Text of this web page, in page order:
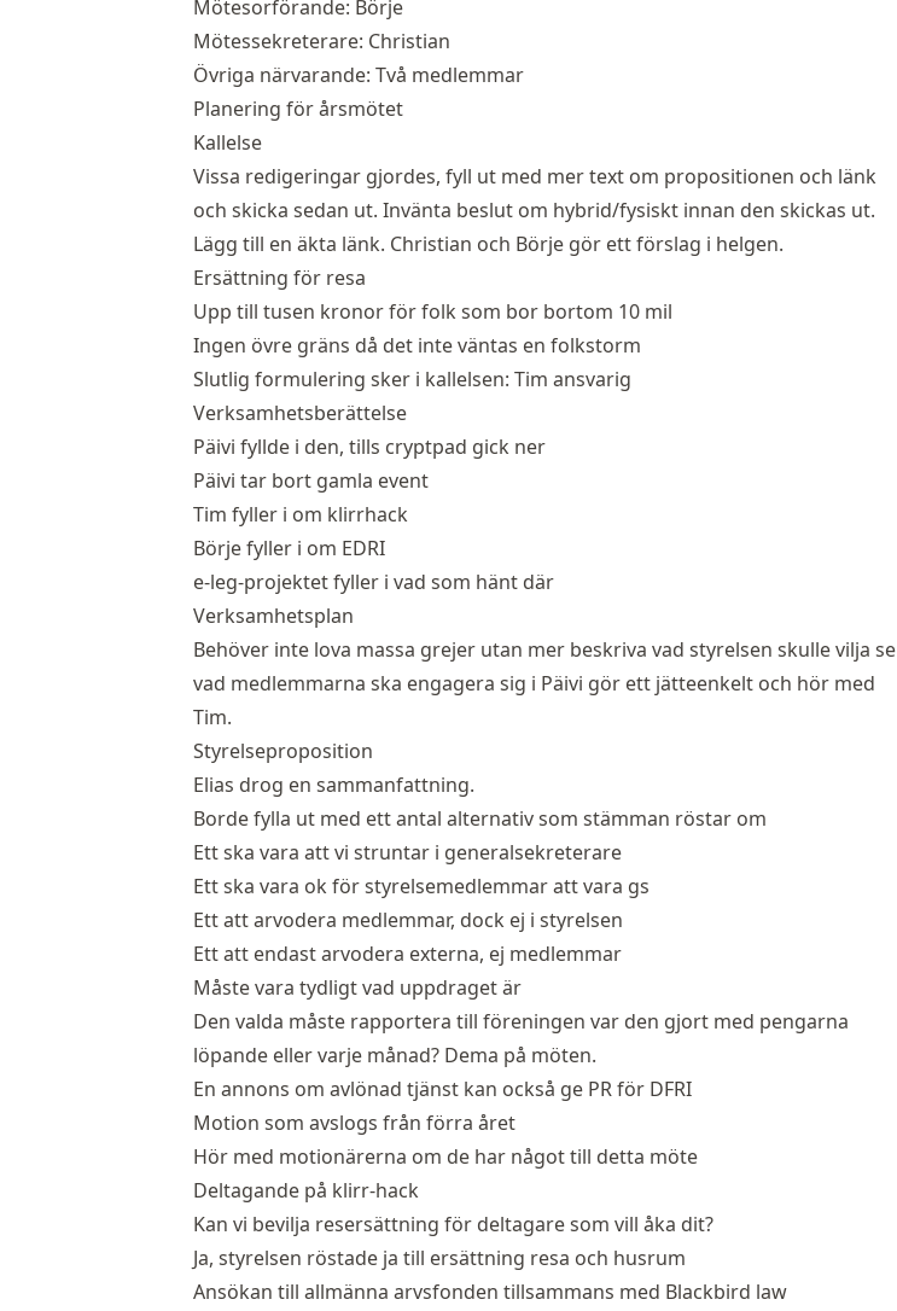
Mötesorförande: Börje
Mötessekreterare: Christian
Övriga närvarande: Två medlemmar
Planering för årsmötet
Kallelse
Vissa redigeringar gjordes, fyll ut med mer text om propositionen och länk
och skicka sedan ut. Invänta beslut om hybrid/fysiskt innan den skickas ut.
Lägg till en äkta länk. Christian och Börje gör ett förslag i helgen.
Ersättning för resa
Upp till tusen kronor för folk som bor bortom 10 mil
Ingen övre gräns då det inte väntas en folkstorm
Slutlig formulering sker i kallelsen: Tim ansvarig
Verksamhetsberättelse
Päivi fyllde i den, tills cryptpad gick ner
Päivi tar bort gamla event
Tim fyller i om klirrhack
Börje fyller i om EDRI
e-leg-projektet fyller i vad som hänt där
Verksamhetsplan
Behöver inte lova massa grejer utan mer beskriva vad styrelsen skulle vilja se
vad medlemmarna ska engagera sig i Päivi gör ett jätteenkelt och hör med
Tim.
Styrelseproposition
Elias drog en sammanfattning.
Borde fylla ut med ett antal alternativ som stämman röstar om
Ett ska vara att vi struntar i generalsekreterare
Ett ska vara ok för styrelsemedlemmar att vara gs
Ett att arvodera medlemmar, dock ej i styrelsen
Ett att endast arvodera externa, ej medlemmar
Måste vara tydligt vad uppdraget är
Den valda måste rapportera till föreningen var den gjort med pengarna
löpande eller varje månad? Dema på möten.
En annons om avlönad tjänst kan också ge PR för DFRI
Motion som avslogs från förra året
Hör med motionärerna om de har något till detta möte
Deltagande på klirr-hack
Kan vi bevilja resersättning för deltagare som vill åka dit?
Ja, styrelsen röstade ja till ersättning resa och husrum
Ansökan till allmänna arvsfonden tillsammans med Blackbird law